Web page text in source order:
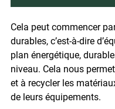
Cela peut commencer
durables, c’est-à-dire
plan énergétique,
niveau. Cela nous
et à recycler les
de leurs équipements.